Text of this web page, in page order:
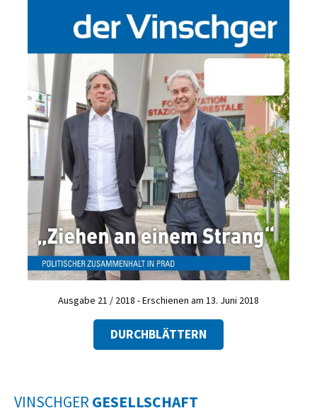
Ausgabe 21 / 2018 - Erschienen am 13. Juni 2018
DURCHBLÄTTERN
VINSCHGER GESELLSCHAFT